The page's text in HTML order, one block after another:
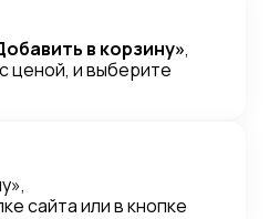
в корзину»,
ценой, и выберите
сайта или в кнопке